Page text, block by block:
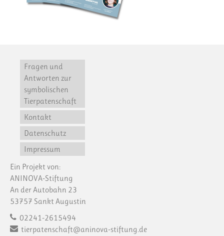
Fragen und
Antworten zur
symbolischen
Tierpatenschaft
Kontakt
Datenschutz
Impressum
Ein Projekt von:
ANINOVA-Stiftung
An der Autobahn 23
53757 Sankt Augustin
02241-2615494
tierpatenschaft@aninova-stiftung.de